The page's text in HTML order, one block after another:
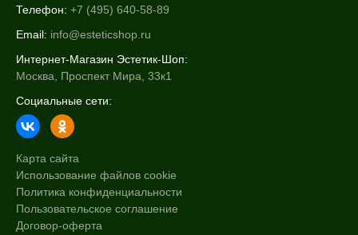
Телефон: +7 (495) 640-58-89
Email: info@esteticshop.ru
Интернет-Магазин Эстетик-Шоп:
Москва, Проспект Мира, 33к1
Социальные сети:
Карта сайта
Использование файлов cookie
Политика конфиденциальности
Пользовательское соглашение
Договор-оферта